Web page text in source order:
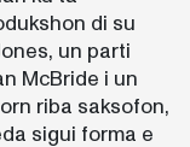
di su
un parti
McBride i un
riba saksofon,
sigui forma e